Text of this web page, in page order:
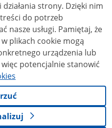
strony. Dzięki nim
do potrzeb
Pamiętaj, że
plikach cookie mogą
urządzenia lub
potencjalnie stanowić